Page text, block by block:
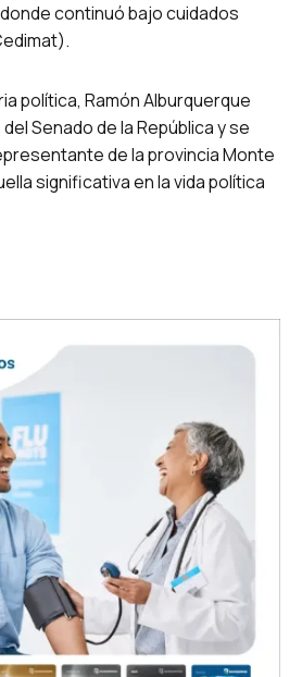
continuó bajo cuidados
política, Ramón Alburquerque
Senado de la República y se
de la provincia Monte
significativa en la vida política